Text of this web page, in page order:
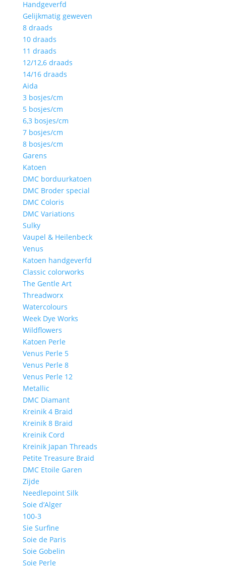
Handgeverfd
Gelijkmatig geweven
8 draads
10 draads
11 draads
12/12,6 draads
14/16 draads
Aida
3 bosjes/cm
5 bosjes/cm
6,3 bosjes/cm
7 bosjes/cm
8 bosjes/cm
Garens
Katoen
DMC borduurkatoen
DMC Broder special
DMC Coloris
DMC Variations
Sulky
Vaupel & Heilenbeck
Venus
Katoen handgeverfd
Classic colorworks
The Gentle Art
Threadworx
Watercolours
Week Dye Works
Wildflowers
Katoen Perle
Venus Perle 5
Venus Perle 8
Venus Perle 12
Metallic
DMC Diamant
Kreinik 4 Braid
Kreinik 8 Braid
Kreinik Cord
Kreinik Japan Threads
Petite Treasure Braid
DMC Etoile Garen
Zijde
Needlepoint Silk
Soie d’Alger
100-3
Sie Surfine
Soie de Paris
Soie Gobelin
Soie Perle